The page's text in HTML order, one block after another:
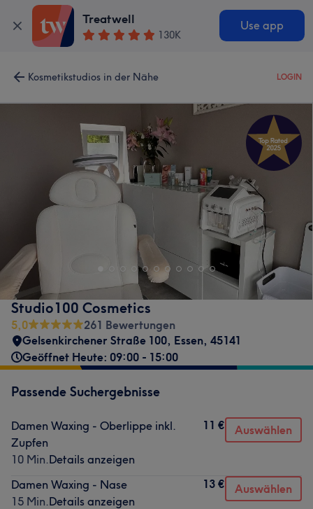
Treatwell
130K
Use app
Kosmetikstudios in der Nähe LOGIN
Studio100 Cosmetics
5,0
261 Bewertungen
Gelsenkirchener Straße 100, Essen, 45141
Geöffnet Heute: 09:00 - 15:00
Passende Suchergebnisse
Damen Waxing - Oberlippe inkl.
Zupfen
10 Min.Details anzeigen
11 € Auswählen
Damen Waxing - Nase
15 Min.Details anzeigen
13 € Auswählen